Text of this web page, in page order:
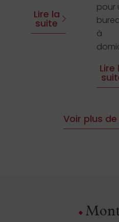
Lire la
suite
pour
à
Lire
Voir plus